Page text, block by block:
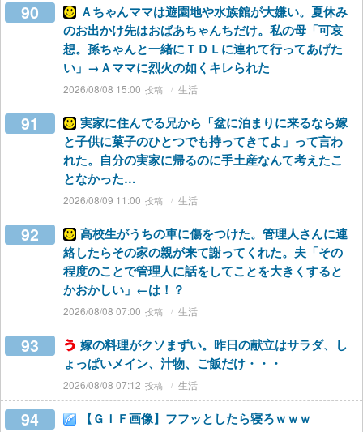
90
Ａちゃんママは遊園地や水族館が大嫌い。夏休み
のお出かけ先はおばあちゃんちだけ。私の母「可哀
想。孫ちゃんと一緒にＴＤＬに連れて行ってあげた
い」→Ａママに烈火の如くキレられた
2026/08/08 15:00 生活
91
実家に住んでる兄から「盆に泊まりに来るなら嫁
と子供に菓子のひとつでも持ってきてよ」って言わ
れた。自分の実家に帰るのに手土産なんて考えたこ
となかった…
2026/08/09 11:00 生活
92
高校生がうちの車に傷をつけた。管理人さんに連
絡したらその家の親が来て謝ってくれた。夫「その
程度のことで管理人に話をしてことを大きくすると
かおかしい」←は！？
2026/08/08 07:00 生活
93
嫁の料理がクソまずい。昨日の献立はサラダ、し
ょっぱいメイン、汁物、ご飯だけ・・・
2026/08/08 07:12 生活
94 【ＧＩＦ画像】フフッとしたら寝ろｗｗｗ